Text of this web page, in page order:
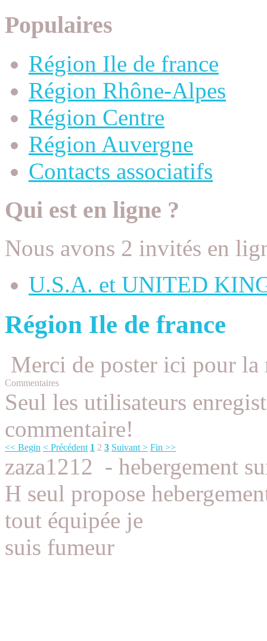
Populaires
Région Ile de france
Région Rhône-Alpes
Région Centre
Région Auvergne
Contacts associatifs
Qui est en ligne ?
Nous avons 2 invités en
U.S.A. et UNITED
Région Ile de france
Merci de poster ici pour la
Commentaires
Seul les utilisateurs
commentaire!
<< Begin < Précédent 1 2 3 Suivant > Fin >>
zaza1212 - hebergement
H seul propose
tout équipée je
suis fumeur